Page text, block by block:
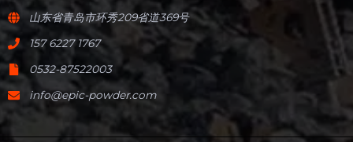
山东省青岛市环秀209省道369号
157 6227 1767
0532-87522003
info@epic-powder.com